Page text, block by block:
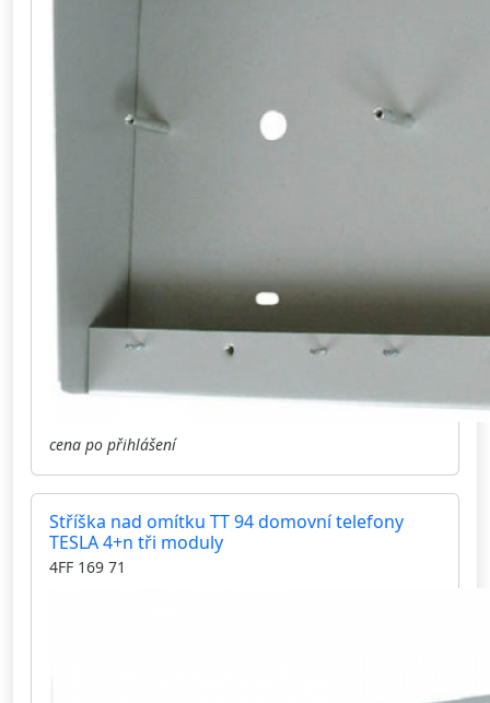
cena po přihlášení
Stříška nad omítku TT 94 domovní telefony
TESLA 4+n tři moduly
4FF 169 71